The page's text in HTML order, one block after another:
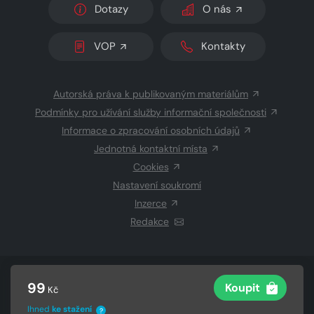
99 Kč Koupit
Ihned ke stažení ?
Dotazy O nás
VOP Kontakty
Autorská práva k publikovaným materiálům
Podmínky pro užívání služby informační společnosti
Informace o zpracování osobních údajů
Jednotná kontaktní místa
Cookies
Nastavení soukromí
Inzerce
Redakce
CZECH NEWS CENTER a.s.a dodavatelé
Vysázeno